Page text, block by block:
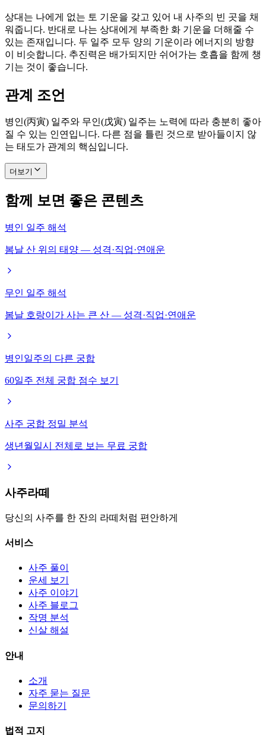
상대는 나에게 없는 토 기운을 갖고 있어 내 사주의 빈 곳을 채
워줍니다. 반대로 나는 상대에게 부족한 화 기운을 더해줄 수
있는 존재입니다. 두 일주 모두 양의 기운이라 에너지의 방향
이 비슷합니다. 추진력은 배가되지만 쉬어가는 호흡을 함께 챙
기는 것이 좋습니다.
관계 조언
병인(丙寅) 일주와 무인(戊寅) 일주는 노력에 따라 충분히 좋아
질 수 있는 인연입니다. 다른 점을 틀린 것으로 받아들이지 않
는 태도가 관계의 핵심입니다.
더보기
함께 보면 좋은 콘텐츠
병인 일주 해석
봄날 산 위의 태양 — 성격·직업·연애운
무인 일주 해석
봄날 호랑이가 사는 큰 산 — 성격·직업·연애운
병인일주의 다른 궁합
60일주 전체 궁합 점수 보기
사주 궁합 정밀 분석
생년월일시 전체로 보는 무료 궁합
사주라떼
당신의 사주를 한 잔의 라떼처럼 편안하게
서비스
사주 풀이
운세 보기
사주 이야기
사주 블로그
작명 분석
신살 해설
안내
소개
자주 묻는 질문
문의하기
법적 고지